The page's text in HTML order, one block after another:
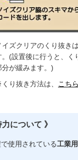
イズクリアのくり抜き
。(設置後に行うと、く
分が緩みます。)
り抜き方法は、
こち
について 》
使用されている工業